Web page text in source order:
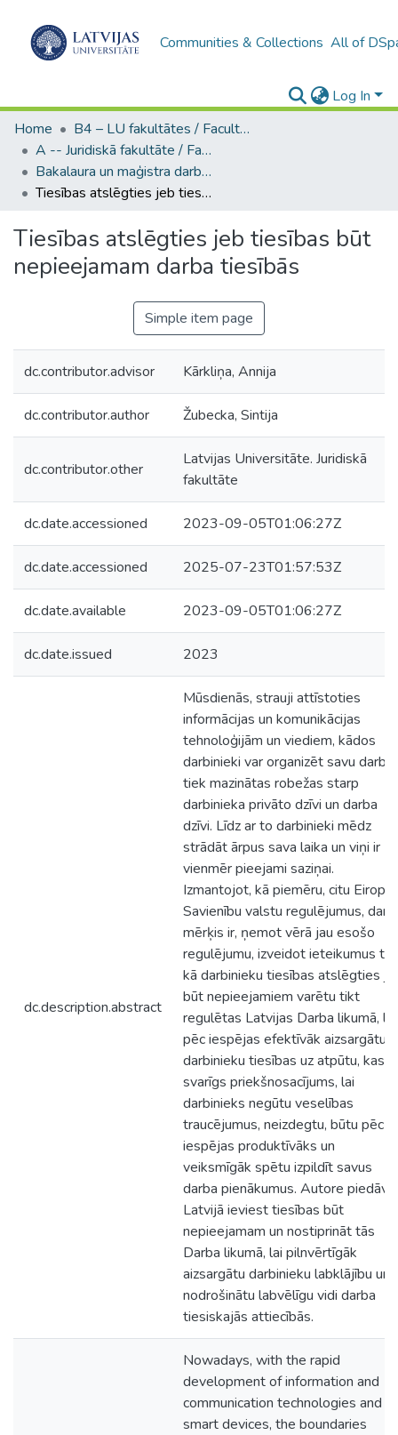
Communities & Collections All of
Log In
Home
B4 – LU fakultātes / Faculties of the UL
A -- Juridiskā fakultāte / Faculty of Law
Bakalaura un maģistra darbi (JF) / Bachelor's and Master's theses
Tiesības atslēgties jeb tiesības būt nepieejamam darba tiesībās
Tiesības atslēgties jeb tiesības būt
nepieejamam darba tiesībās
Simple item page
dc.contributor.advisor Kārkliņa, Annija
dc.contributor.author Žubecka, Sintija
dc.contributor.other
Latvijas Universitāte. Juridiskā
fakultāte
dc.date.accessioned 2023-09-05T01:06:27Z
dc.date.accessioned 2025-07-23T01:57:53Z
dc.date.available 2023-09-05T01:06:27Z
dc.date.issued 2023
dc.description.abstract
Mūsdienās, strauji attīstoties
informācijas un komunikācijas
tehnoloģijām un viediem, kādos
darbinieki var organizēt savu darbu,
tiek mazinātas robežas starp
darbinieka privāto dzīvi un darba
dzīvi. Līdz ar to darbinieki mēdz
strādāt ārpus sava laika un viņi ir
vienmēr pieejami saziņai.
Izmantojot, kā piemēru, citu
Savienību valstu regulējumus,
mērķis ir, ņemot vērā jau esošo
regulējumu, izveidot ieteikumus
kā darbinieku tiesības atslēgties
būt nepieejamiem varētu tikt
regulētas Latvijas Darba likumā, lai
pēc iespējas efektīvāk aizsargātu
darbinieku tiesības uz atpūtu, kas ir
svarīgs priekšnosacījums, lai
darbinieks negūtu veselības
traucējumus, neizdegtu, būtu pēc
iespējas produktīvāks un
veiksmīgāk spētu izpildīt savus
darba pienākumus. Autore piedāvā
Latvijā ieviest tiesības būt
nepieejamam un nostiprināt tās
Darba likumā, lai pilnvērtīgāk
aizsargātu darbinieku labklājību un
nodrošinātu labvēlīgu vidi darba
tiesiskajās attiecībās.
Nowadays, with the rapid
development of information and
communication technologies and
smart devices, the boundaries